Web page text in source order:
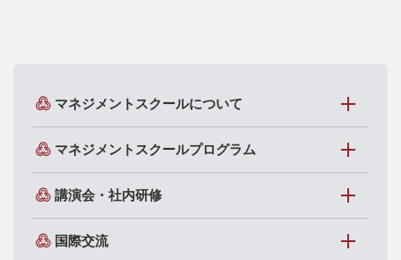
マネジメントスクールについて
マネジメントスクールプログラム
講演会・社内研修
国際交流